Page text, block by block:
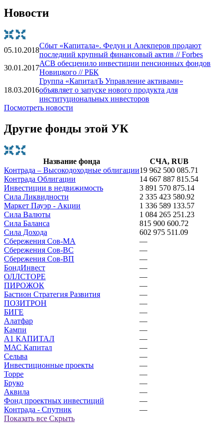
Новости
05.10.2018
Сбыт «Капитала». Федун и Алекперов продают
последний крупный финансовый актив // Forbes
30.01.2017
АСВ обесценило инвестиции пенсионных фондов
Новицкого // РБК
18.03.2016
Группа «КапиталЪ Управление активами»
объявляет о запуске нового продукта для
институциональных инвесторов
Посмотреть новости
Другие фонды этой УК
Название фонда
СЧА, RUB
Контрада – Высокодоходные облигации19 962 500 085.71
Контрада Облигации
14 667 887 815.54
Инвестиции в недвижимость
3 891 570 875.14
Сила Ликвидности
2 335 423 580.92
Маркет Пауэр - Акции
1 336 589 133.57
Сила Валюты
1 084 265 251.23
Сила Баланса
815 900 600.72
Сила Дохода
602 975 511.09
Сбережения Сов-МА
—
Сбережения Сов-ВС
—
Сбережения Сов-ВП
—
БондИнвест
—
ОЛЛСТОРЕ
—
ПИРОЖОК
—
Бастион Стратегия Развития
—
ПОЗИТРОН
—
БИГЕ
—
Алатфар
—
Кампи
—
А1 КАПИТАЛ
—
МАС Капитал
—
Сельва
—
Инвестиционные проекты
—
Торре
—
Бруко
—
Аквила
—
Фонд проектных инвестиций
—
Контрада - Спутник
—
Показать все Скрыть